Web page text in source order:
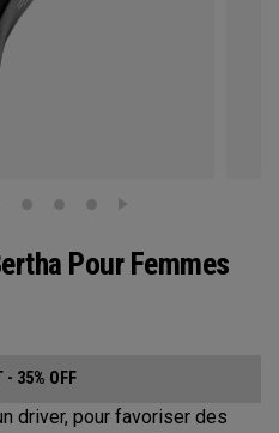
Pour Femmes
- 35% OFF
driver, pour favoriser des